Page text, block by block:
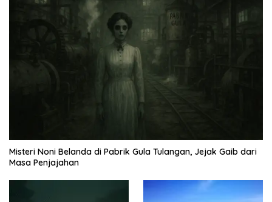
Misteri Noni Belanda di Pabrik Gula Tulangan, Jejak Gaib dari
Masa Penjajahan